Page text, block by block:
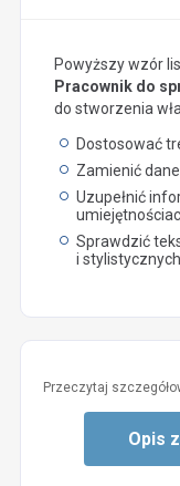
Powyższy wzór
Pracownik do
do stworzenia
Dostosować
Zamienić
Uzupełnić
Sprawdzić
i stylistycznych
Przeczytaj
Opis